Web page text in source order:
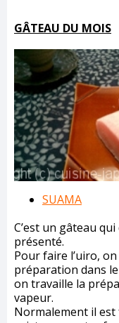
GÂTEAU DU MOIS
SUAMA
C’est un gâteau
présenté.
Pour faire l’uiro,
préparation dans
on travaille la
vapeur.
Normalement il est